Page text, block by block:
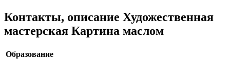
Контакты, описание Художественная
мастерская Картина маслом
Образование